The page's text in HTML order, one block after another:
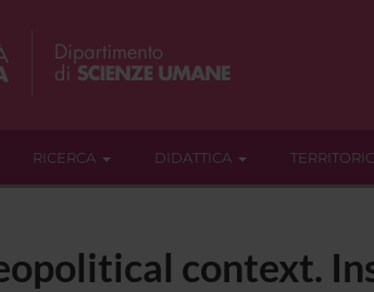
RICERCA DIDATTICA
context.